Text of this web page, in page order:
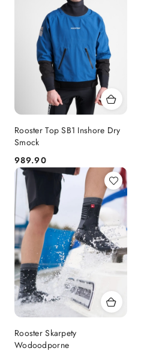
Rooster Top SB1 Inshore Dry
Smock
Cena:
989.90
Rooster Skarpety
Wodoodporne